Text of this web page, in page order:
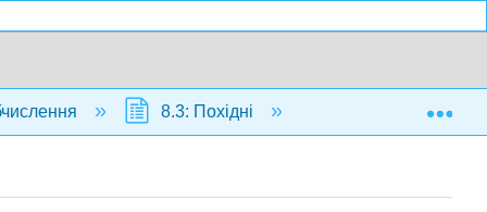
8.3: Похідні 8.3.3: